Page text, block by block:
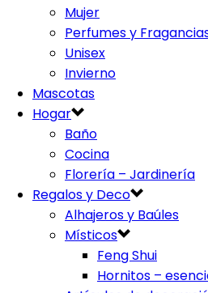
Mujer
Perfumes y
Unisex
Invierno
Mascotas
Hogar
Baño
Cocina
Florería – Jardinería
Regalos y Deco
Alhajeros y Baúles
Místicos
Feng Shui
Hornitos –